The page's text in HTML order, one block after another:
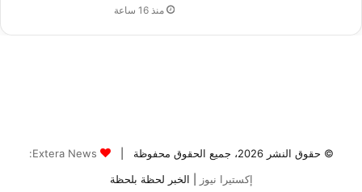
© حقوق النشر 2026، جميع الحقوق محفوظة |
Extera News:
إكستيرا نيوز
| الخبر لحظة بلحظة